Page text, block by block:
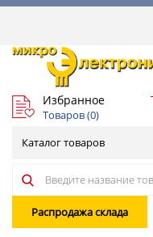
Избранное
Товаров (0)
Каталог товаров
Распродажа склада